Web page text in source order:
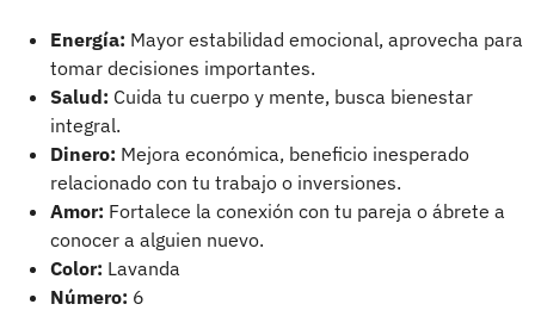
Energía: Mayor estabilidad emocional, aprovecha para
tomar decisiones importantes.
Salud: Cuida tu cuerpo y mente, busca bienestar
integral.
Dinero: Mejora económica, beneficio inesperado
relacionado con tu trabajo o inversiones.
Amor: Fortalece la conexión con tu pareja o ábrete a
conocer a alguien nuevo.
Color: Lavanda
Número: 6